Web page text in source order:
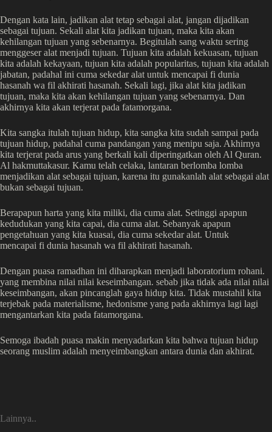
Dengan kata lain, jadikan alat tetap sebagai alat, jangan dijadikan
sebagai tujuan. Sekali alat kita jadikan tujuan, maka kita akan
kehilangan tujuan yang sebenarnya. Begitulah sang waktu sering
menggeser alat menjadi tujuan. Tujuan kita adalah kekuasan, tujuan
kita adalah kekayaan, tujuan kita adalah popularitas, tujuan kita adalah
jabatan, padahal ini cuma sekedar alat untuk mencapai fi dunia
hasanah wa fil akhirati hasanah. Sekali lagi, jika alat kita jadikan
tujuan, maka kita akan kehilangan tujuan yang sebenarnya. Dan
akhirnya kita akan terjerat pada fatamorgana.
Kita sangka itulah tujuan hidup, kita sangka kita sudah sampai pada
tujuan hidup, padahal cuma pandangan yang menipu saja. Akhirnya
kita terjerat pada arus yang berkali kali diperingatkan oleh Al Quran.
Al hakmuttakasur. Kamu telah celaka, lantaran berlomba lomba
menjadikan alat sebagai tujuan, karena itu gunakanlah alat sebagai alat
bukan sebagai tujuan.
Berapapun harta yang kita miliki, dia cuma alat. Setinggi apapun
kedudukan yang kita capai, dia cuma alat. Sebanyak apapun
pengetahuan yang kita kuasai, dia cuma sekedar alat. Untuk
mencapai fi dunia hasanah wa fil akhirati hasanah.
Dengan puasa ramadhan ini diharapkan menjadi laboratorium rohani.
yang membina nilai nilai keseimbangan. sebab jika tidak ada nilai nilai
keseimbangan, akan pincanglah gaya hidup kita. Tidak mustahil kita
terjebak pada materialisme, hedonisme yang pada akhirnya lagi lagi
mengantarkan kita pada fatamorgana.
Semoga ibadah puasa makin menyadarkan kita bahwa tujuan hidup
seorang muslim adalah menyeimbangkan antara dunia dan akhirat.
Lainnya..